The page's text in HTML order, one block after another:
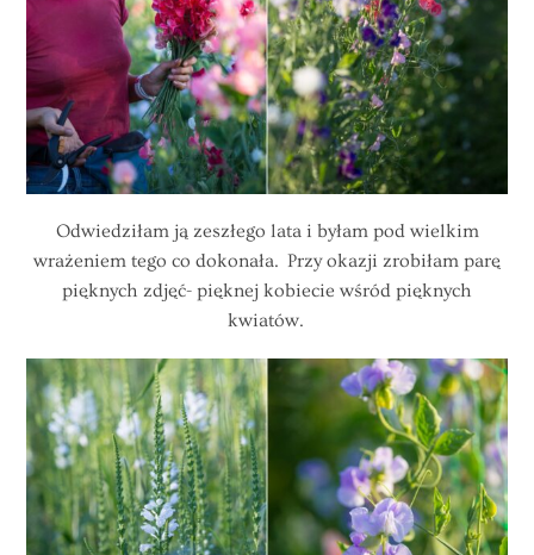
Odwiedziłam ją zeszłego lata i byłam pod wielkim
wrażeniem tego co dokonała. Przy okazji zrobiłam parę
pięknych zdjęć- pięknej kobiecie wśród pięknych
kwiatów.